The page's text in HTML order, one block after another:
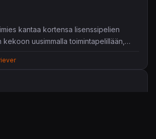
kantaa kortensa lisenssipelien
uusimmalla toimintapelillään,
laadun perässä.